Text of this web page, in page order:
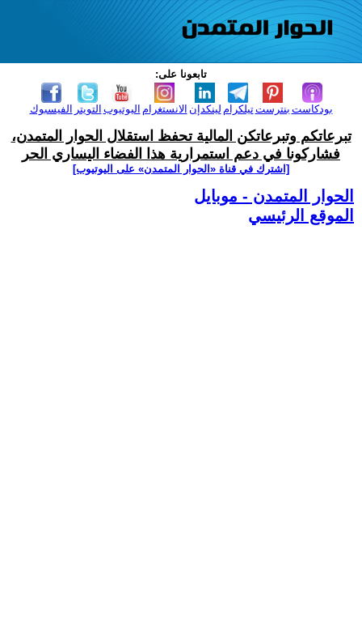
تابعونا على:
الفيسبوك التويتر اليوتيوب الانستغرام لينكدإن تيلكرامبنترست بودكاست
تبرعاتكم وتبرعاتكن المالية تحفظ استقلال الحوار المتمدن،
فشاركونا في دعم استمرارية هذا الفضاء اليساري الحر
[اشترك في قناة ‫«الحوار المتمدن» على اليوتيوب]
الحوار المتمدن - موبايل
الموقع الرئيسي